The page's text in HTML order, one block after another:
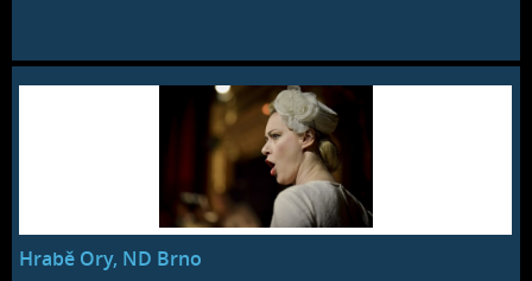
Hrabě Ory, ND Brno